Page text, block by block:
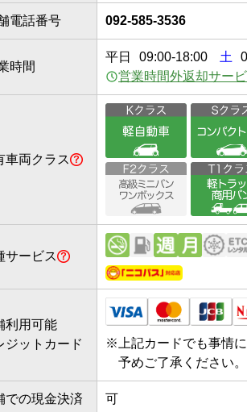
電話番号 092-585-3536
時間
平日 09:00-18:00 土
営業時間外返却サー
車両クラス
サービス
利用可能
ジットカード
※ 上記カードでも事情
予めご了承ください。
での現金決済 可